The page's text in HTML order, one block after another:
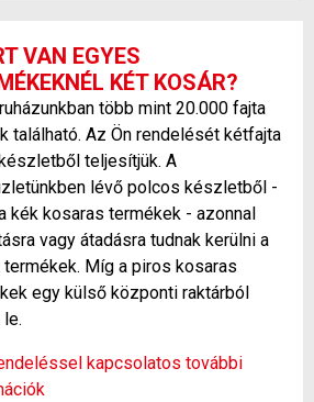
VAN EGYES
KÉT KOSÁR?
több mint 20.000 fajta
található. Az Ön rendelését kétfajta
teljesítjük. A
lévő polcos készletből -
kék kosaras termékek - azonnal
vagy átadásra tudnak kerülni a
termékek. Míg a piros kosaras
egy külső központi raktárból
kapcsolatos további